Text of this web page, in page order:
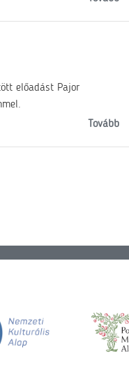
előadást Pajor
Tovább